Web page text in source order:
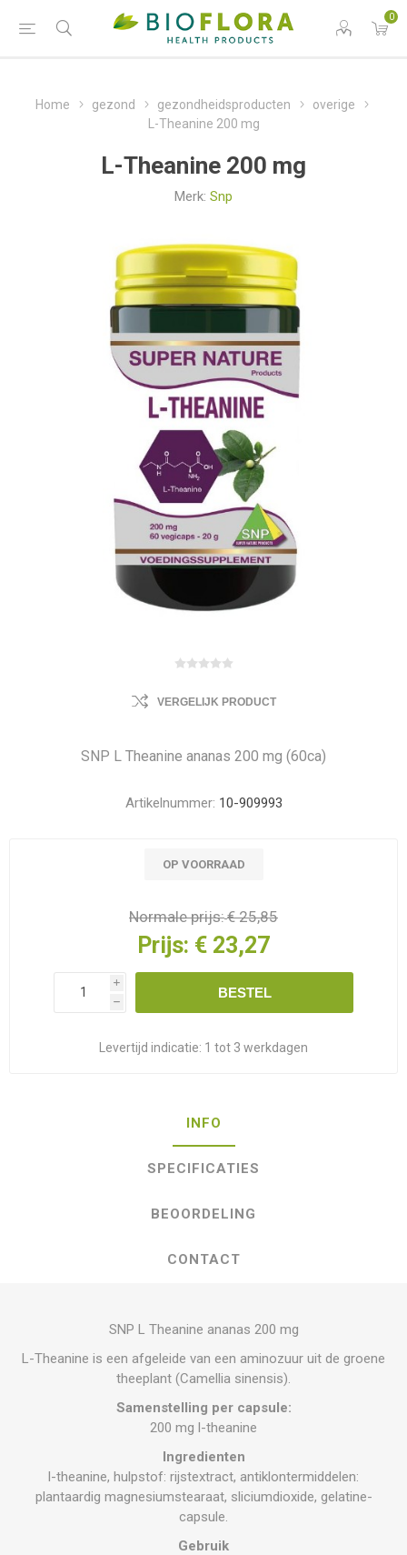
0
Home gezond gezondheidsproducten
overige
L-Theanine 200 mg
L-Theanine 200 mg
Merk: Snp
VERGELIJK PRODUCT
SNP L Theanine ananas 200 mg (60ca)
Artikelnummer: 10-909993
OP VOORRAAD
Normale prijs:€ 25,85
Prijs: € 23,27
i
h
BESTEL
Levertijd indicatie: 1 tot 3 werkdagen
INFO
SPECIFICATIES
BEOORDELING
CONTACT
SNP L Theanine ananas 200 mg
L-Theanine is een afgeleide van een aminozuur uit de groene
theeplant (Camellia sinensis).
Samenstelling per capsule:
200 mg l-theanine
Ingredienten
l-theanine, hulpstof: rijstextract, antiklontermiddelen:
plantaardig magnesiumstearaat, sliciumdioxide, gelatine-
capsule.
Gebruik